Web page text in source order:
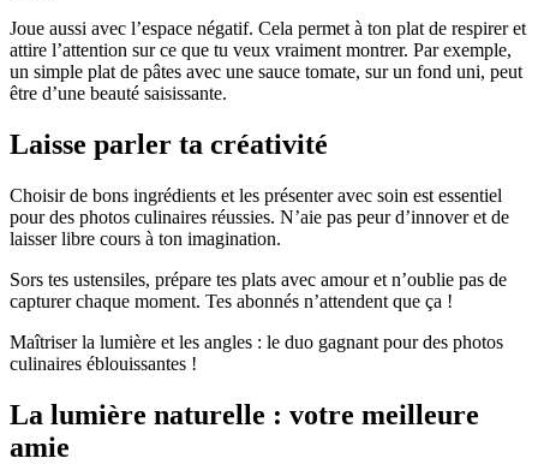
Joue aussi avec l’espace négatif. Cela permet à ton plat de respirer et
attire l’attention sur ce que tu veux vraiment montrer. Par exemple,
un simple plat de pâtes avec une sauce tomate, sur un fond uni, peut
être d’une beauté saisissante.
Laisse parler ta créativité
Choisir de bons ingrédients et les présenter avec soin est essentiel
pour des photos culinaires réussies. N’aie pas peur d’innover et de
laisser libre cours à ton imagination.
Sors tes ustensiles, prépare tes plats avec amour et n’oublie pas de
capturer chaque moment. Tes abonnés n’attendent que ça !
Maîtriser la lumière et les angles : le duo gagnant pour des photos
culinaires éblouissantes !
La lumière naturelle : votre meilleure
amie